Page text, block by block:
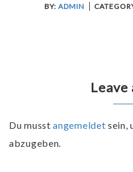
BY: ADMIN
Leave
Du musstangemeldet sein,
abzugeben.